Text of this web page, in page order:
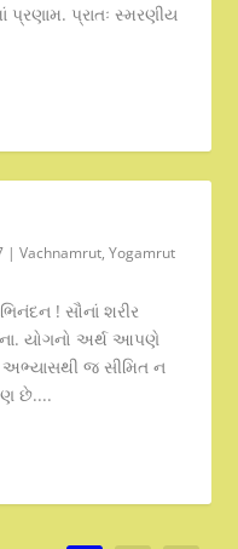
પ્રાતઃ સ્મરણીય
|Vachnamrut,Yogamrut
! સૌનાં શરીર
યોગનો અર્થ આપણે
અભ્યાસથી જ સીમિત ન
છે....